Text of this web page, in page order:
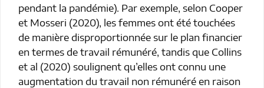
pendant la pandémie). Par exemple, selon Cooper
et Mosseri (2020), les femmes ont été touchées
de manière disproportionnée sur le plan financier
en termes de travail rémunéré, tandis que Collins
et al (2020) soulignent qu’elles ont connu une
augmentation du travail non rémunéré en raison